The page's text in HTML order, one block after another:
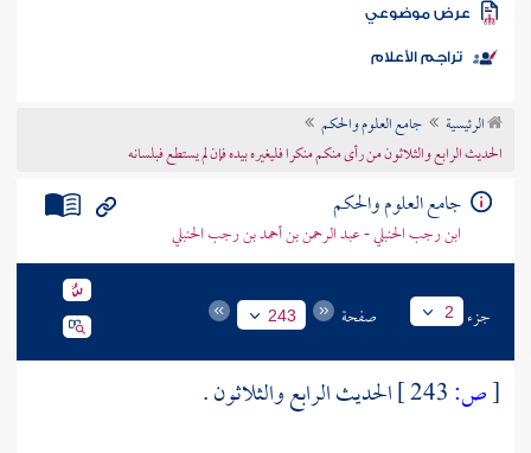
الكتب
موضوعي
تراجم الأعلام
الرئيسية
جامع العلوم والحكم
الحديث الرابع والثلاثون من رأى منكم منكرا فليغيره بيده فإن لم يستطع فبلسانه
جامع العلوم والحكم
ابن رجب الحنبلي - عبد الرحمن بن أحمد بن رجب الحنبلي
جزء 2 صفحة 243
[ص:
الحديث الرابع والثلاثون .